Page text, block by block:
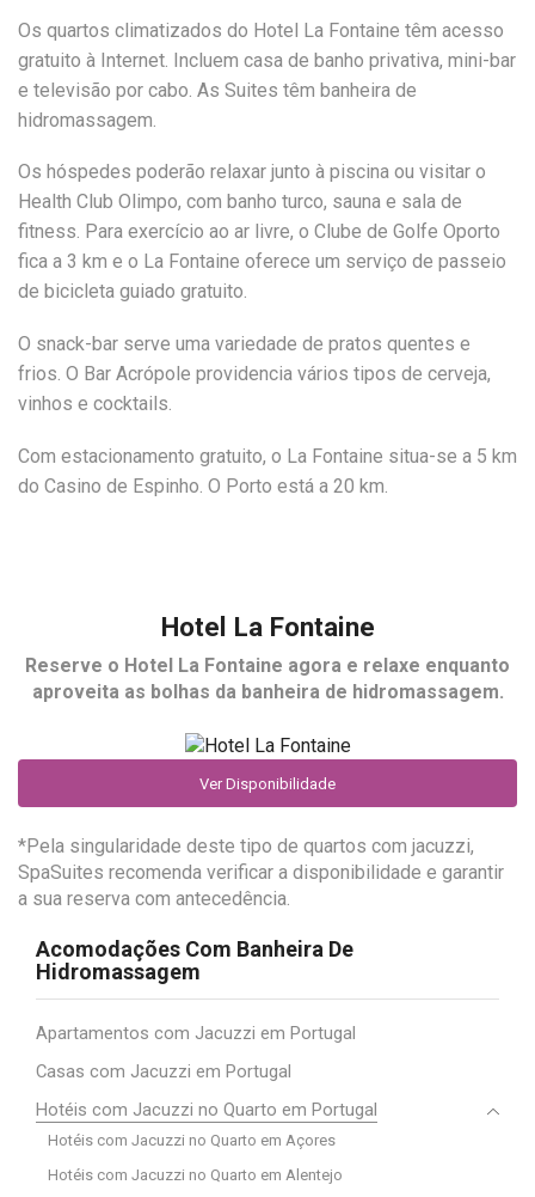
Os quartos climatizados do Hotel La Fontaine têm acesso
gratuito à Internet. Incluem casa de banho privativa, mini-bar
e televisão por cabo. As Suites têm banheira de
hidromassagem.
Os hóspedes poderão relaxar junto à piscina ou visitar o
Health Club Olimpo, com banho turco, sauna e sala de
fitness. Para exercício ao ar livre, o Clube de Golfe Oporto
fica a 3 km e o La Fontaine oferece um serviço de passeio
de bicicleta guiado gratuito.
O snack-bar serve uma variedade de pratos quentes e
frios. O Bar Acrópole providencia vários tipos de cerveja,
vinhos e cocktails.
Com estacionamento gratuito, o La Fontaine situa-se a 5 km
do Casino de Espinho. O Porto está a 20 km.
Hotel La Fontaine
Reserve o Hotel La Fontaine agora e relaxe enquanto
aproveita as bolhas da banheira de hidromassagem.
Ver Disponibilidade
*Pela singularidade deste tipo de quartos com jacuzzi,
SpaSuites recomenda verificar a disponibilidade e garantir
a sua reserva com antecedência.
Acomodações Com Banheira De
Hidromassagem
Apartamentos com Jacuzzi em Portugal
Casas com Jacuzzi em Portugal
Hotéis com Jacuzzi no Quarto em Portugal
Hotéis com Jacuzzi no Quarto em Açores
Hotéis com Jacuzzi no Quarto em Alentejo